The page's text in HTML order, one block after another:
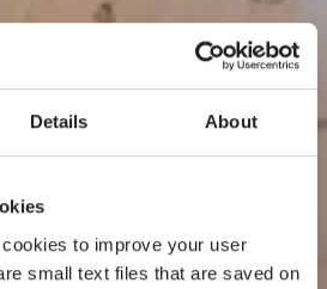
Details About
to improve your user
small text files that are saved on